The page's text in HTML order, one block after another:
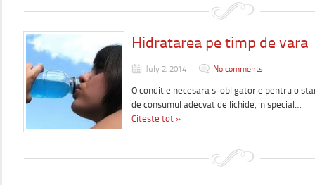
Hidratarea pe timp de vara
July 2, 2014 No comments
O conditie necesara si obligatorie pentru o
de consumul adecvat de lichide, in special…
Citeste tot »